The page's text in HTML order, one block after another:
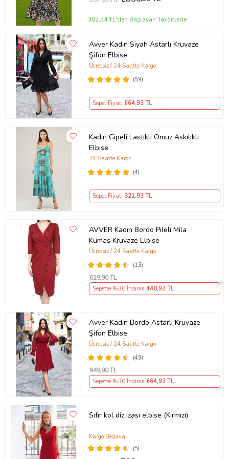
302,54 TL'den Başlayan Taksitlerle
Avver Kadın Siyah Astarlı Kruvaze
Şifon Elbise
(59)
Ücretsiz / 24 Saatte Kargo
Sepet Fiyatı 664,93 TL
Kadın Gipeli Lastikli Omuz Askılıklı
Elbise
(4)
24 Saatte Kargo
Sepet Fiyatı 321,93 TL
AVVER Kadın Bordo Pileli Mila
Kumaş Kruvaze Elbise
(13)
Ücretsiz / 24 Saatte Kargo
629,90 TL
Sepette %30 İndirim 440,93 TL
Avver Kadın Bordo Astarlı Kruvaze
Şifon Elbise
(49)
Ücretsiz / 24 Saatte Kargo
949,90 TL
Sepette %30 İndirim 664,93 TL
Sıfır kol diz izası elbise (Kırmızı)
(5)
Kargo Bedava